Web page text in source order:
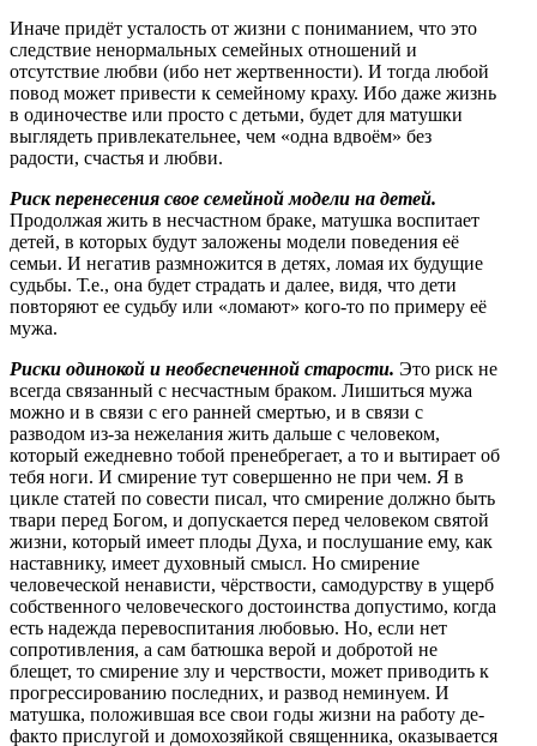
Иначе придёт усталость от жизни с пониманием, что это
следствие ненормальных семейных отношений и
отсутствие любви (ибо нет жертвенности). И тогда любой
повод может привести к семейному краху. Ибо даже жизнь
в одиночестве или просто с детьми, будет для матушки
выглядеть привлекательнее, чем «одна вдвоём» без
радости, счастья и любви.
Риск перенесения свое семейной модели на детей.
Продолжая жить в несчастном браке, матушка воспитает
детей, в которых будут заложены модели поведения её
семьи. И негатив размножится в детях, ломая их будущие
судьбы. Т.е., она будет страдать и далее, видя, что дети
повторяют ее судьбу или «ломают» кого-то по примеру её
мужа.
Риски одинокой и необеспеченной старости. Это риск не
всегда связанный с несчастным браком. Лишиться мужа
можно и в связи с его ранней смертью, и в связи с
разводом из-за нежелания жить дальше с человеком,
который ежедневно тобой пренебрегает, а то и вытирает об
тебя ноги. И смирение тут совершенно не при чем. Я в
цикле статей по совести писал, что смирение должно быть
твари перед Богом, и допускается перед человеком святой
жизни, который имеет плоды Духа, и послушание ему, как
наставнику, имеет духовный смысл. Но смирение
человеческой ненависти, чёрствости, самодурству в ущерб
собственного человеческого достоинства допустимо, когда
есть надежда перевоспитания любовью. Но, если нет
сопротивления, а сам батюшка верой и добротой не
блещет, то смирение злу и черствости, может приводить к
прогрессированию последних, и развод неминуем. И
матушка, положившая все свои годы жизни на работу де-
факто прислугой и домохозяйкой священника, оказывается